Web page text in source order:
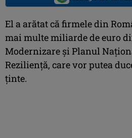
El a arătat că firmele din
mai multe miliarde de euro
Modernizare şi Planul
Rezilienţă, care vor putea
ţinte.